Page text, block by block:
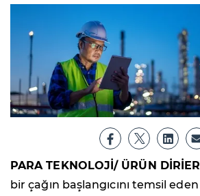
PARA TEKNOLOJİ/ ÜRÜN DİRİER
bir çağın başlangıcını temsil eden